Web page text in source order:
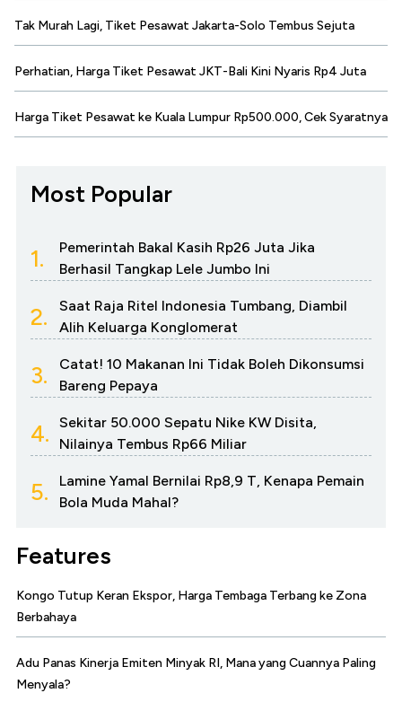
Tak Murah Lagi, Tiket Pesawat Jakarta-Solo Tembus Sejuta
Perhatian, Harga Tiket Pesawat JKT-Bali Kini Nyaris Rp4 Juta
Harga Tiket Pesawat ke Kuala Lumpur Rp500.000, Cek Syaratnya
Most Popular
1.
Pemerintah Bakal Kasih Rp26 Juta Jika
Berhasil Tangkap Lele Jumbo Ini
2.
Saat Raja Ritel Indonesia Tumbang, Diambil
Alih Keluarga Konglomerat
3.
Catat! 10 Makanan Ini Tidak Boleh Dikonsumsi
Bareng Pepaya
4.
Sekitar 50.000 Sepatu Nike KW Disita,
Nilainya Tembus Rp66 Miliar
5.
Lamine Yamal Bernilai Rp8,9 T, Kenapa Pemain
Bola Muda Mahal?
Features
Kongo Tutup Keran Ekspor, Harga Tembaga Terbang ke Zona
Berbahaya
Adu Panas Kinerja Emiten Minyak RI, Mana yang Cuannya Paling
Menyala?